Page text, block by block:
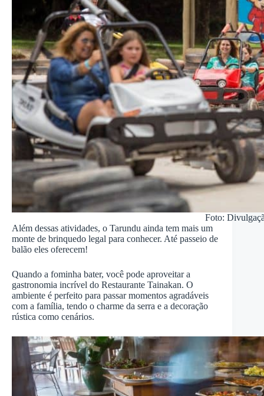
Foto:
Além dessas atividades, o Tarundu ainda tem mais um
monte de brinquedo legal para conhecer. Até passeio de
balão eles oferecem!
Quando a fominha bater, você pode aproveitar a
gastronomia incrível do Restaurante Tainakan. O
ambiente é perfeito para passar momentos agradáveis
com a família, tendo o charme da serra e a decoração
rústica como cenários.